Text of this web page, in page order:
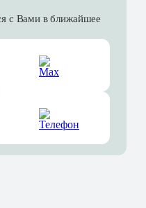
с Вами в ближайшее